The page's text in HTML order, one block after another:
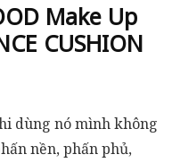
Make Up
CUSHION
dùng nó mình không
nền, phấn phủ,